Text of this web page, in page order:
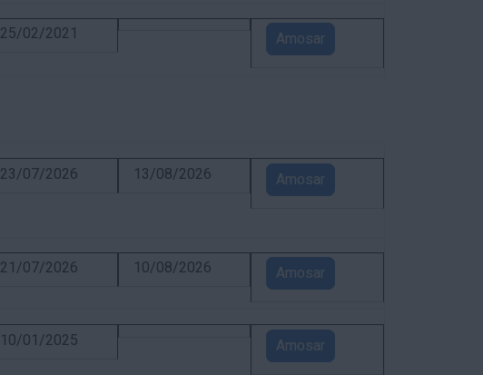
25/02/2021 Amosar
23/07/2026 13/08/2026 Amosar
21/07/2026 10/08/2026 Amosar
10/01/2025 Amosar